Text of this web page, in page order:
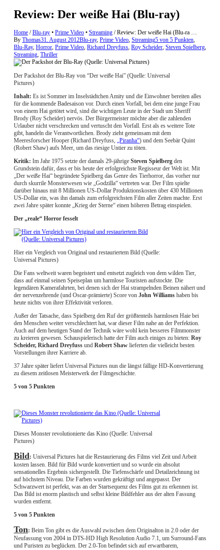
Review: Der weiße Hai (Blu-ray)
Home /Blu-ray • Prime Video • Streaming /Review: Der weiße Hai (Blu-ra …
By Thomas31. August 2012Blu-ray, Prime Video, Streaming5 von 5 Punkten,
Blu-Ray, Horror, Prime Video, Richard Dreyfuss, Roy Scheider, Steven Spielberg,
Streaming, Thriller
Der Packshot der Blu-Ray von “Der weiße Hai” (Quelle: Universal
Pictures)
Inhalt: Es ist Sommer im Inselstädtchen Amity und die Einwohner bereiten alles
für die kommende Badesaison vor. Durch einen Vorfall, bei dem eine junge Frau
von einem Hai getötet wird, sind die wichtigen Leute in der Stadt um Sheriff
Brody (Roy Scheider) nervös. Der Bürgermeister möchte aber die zahlenden
Urlauber nicht verschrecken und vertuscht den Vorfall. Erst als es weitere Tote
gibt, handeln die Verantwortlichen. Brody zieht gemeinsam mit dem
Meeresforscher Hooper (Richard Dreyfuss, „Piranha“) und dem Seebär Quint
(Robert Shaw) aufs Meer, um das riesige Untier zu töten.
Kritik: Im Jahr 1975 setzte der damals 29-jährige Steven Spielberg den
Grundstein dafür, dass er bis heute der erfolgreichste Regisseur der Welt ist. Mit
„Der weiße Hai“ begründete Spielberg das Genre des Tierhorror, das vorher nur
durch skurrile Monsterwesen wie „Godzilla“ vertreten war. Der Film spielte
darüber hinaus mit 8 Millionen US-Dollar Produktionskosten über 430 Millionen
US-Dollar ein, was ihn damals zum erfolgreichsten Film aller Zeiten machte. Erst
zwei Jahre später konnte „Krieg der Sterne“ einen höheren Betrag einspielen.
Der „reale“ Horror fesselt
Hier ein Vergleich von Original und restauriertem Bild (Quelle:
Universal Pictures)
Die Fans weltweit waren begeistert und entsetzt zugleich von dem wilden Tier,
dass auf einmal seinen Speiseplan um harmlose Touristen aufstockte. Die
legendären Kamerafahrten, bei denen sich der Hai strampelnden Beinen nähert und
der nervenzehrende (und Oscar-prämierte) Score von John Williams haben bis
heute nichts von ihrer Effektivität verloren.
Außer der Tatsache, dass Spielberg den Ruf der größtenteils harmlosen Haie bei
den Menschen weiter verschlechtert hat, war dieser Film nahe an der Perfektion.
Auch auf dem heutigen Stand der Technik wäre wohl kein besseres Filmmonster
zu kreieren gewesen. Schauspielerisch hatte der Film auch einiges zu bieten: Roy
Scheider, Richard Dreyfuss und Robert Shaw lieferten die vielleicht besten
Vorstellungen ihrer Karriere ab.
37 Jahre später liefert Universal Pictures nun die längst fällige HD-Konvertierung
zu diesem zeitlosen Meisterwerk der Filmgeschichte.
5 von 5 Punkten
Dieses Monster revolutionierte das Kino (Quelle: Universal
Pictures)
Bild: Universal Pictures hat die Restaurierung des Films viel Zeit und Arbeit
kosten lassen. Bild für Bild wurde konvertiert und so wurde ein absolut
sensationelles Ergebnis sichergestellt. Die Tiefenschärfe und Detailzeichnung ist
auf höchstem Niveau. Die Farben wurden gekräftigt und angepasst. Der
Schwarzwert ist perfekt, was an der Startsequenz des Films gut zu erkennen ist.
Das Bild ist enorm plastisch und selbst kleine Bildfehler aus der alten Fassung
wurden entfernt.
5 von 5 Punkten
Ton: Beim Ton gibt es die Auswahl zwischen dem Originalton in 2.0 oder der
Neufassung von 2004 in DTS-HD High Resolution Audio 7.1, um Surround-Fans
und Puristen zu beglücken. Der 2.0-Ton befindet sich auf erwartbarem,